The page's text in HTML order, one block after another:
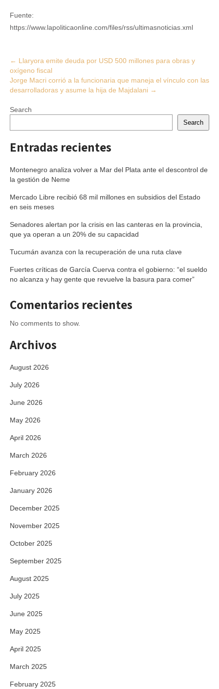
Fuente:
https://www.lapoliticaonline.com/files/rss/ultimasnoticias.xml
Post
navigation
← Llaryora emite deuda por USD 500 millones para obras y
oxígeno fiscal
Jorge Macri corrió a la funcionaria que maneja el vínculo con las
desarrolladoras y asume la hija de Majdalani →
Search
Search
Entradas recientes
Montenegro analiza volver a Mar del Plata ante el descontrol de
la gestión de Neme
Mercado Libre recibió 68 mil millones en subsidios del Estado
en seis meses
Senadores alertan por la crisis en las canteras en la provincia,
que ya operan a un 20% de su capacidad
Tucumán avanza con la recuperación de una ruta clave
Fuertes críticas de García Cuerva contra el gobierno: “el sueldo
no alcanza y hay gente que revuelve la basura para comer”
Comentarios recientes
No comments to show.
Archivos
August 2026
July 2026
June 2026
May 2026
April 2026
March 2026
February 2026
January 2026
December 2025
November 2025
October 2025
September 2025
August 2025
July 2025
June 2025
May 2025
April 2025
March 2025
February 2025